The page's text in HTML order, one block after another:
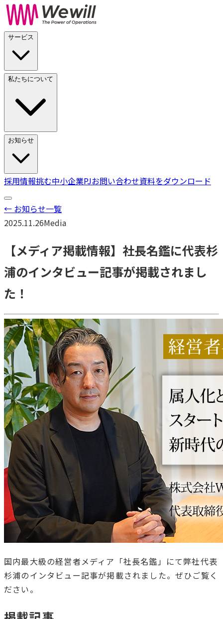
サービス
私たちについて
お知らせ
採用情報挑む中小企業PJお問い合わせ資料をダウンロード
← お知らせ一覧
2025.11.26Media
【メディア掲載情報】社長名鑑に代表杉
浦のインタビュー記事が掲載されまし
た！
国内最大級の経営者メディア「社長名鑑」にて弊社代表
杉浦のインタビュー記事が掲載されました。ぜひご覧く
ださい。